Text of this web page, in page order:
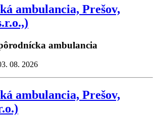
ambulancia, Prešov,
ambulancia
08. 2026
ambulancia, Prešov,